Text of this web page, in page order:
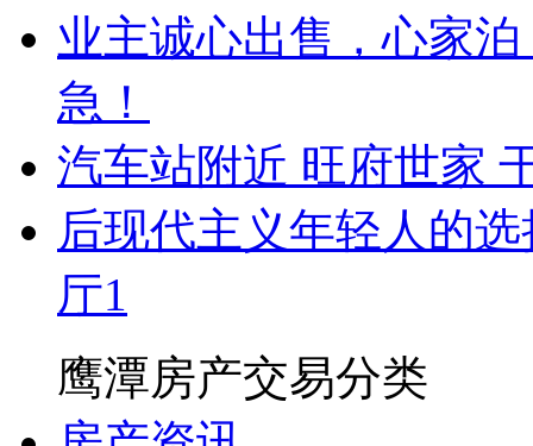
业主诚心出售，心家
急！
汽车站附近 旺府世家
后现代主义年轻人的
厅1
鹰潭房产交易分类